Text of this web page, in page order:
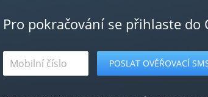
Pro pokračování se přihlaste do